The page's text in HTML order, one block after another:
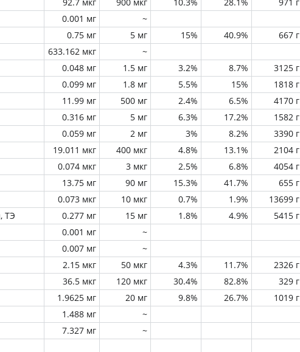
0.001 мг
~
0.75 мг 5 мг 15% 40.9%
667 г
633.162 мкг
~
0.048 мг 1.5 мг 3.2% 8.7%
3125 г
0.099 мг 1.8 мг 5.5% 15%
1818 г
11.99 мг 500 мг 2.4% 6.5%
4170 г
0.316 мг 5 мг 6.3% 17.2%
1582 г
0.059 мг 2 мг 3% 8.2%
3390 г
19.011 мкг 400 мкг 4.8% 13.1%
2104 г
0.074 мкг 3 мкг 2.5% 6.8%
4054 г
13.75 мг 90 мг 15.3% 41.7%
655 г
0.073 мкг 10 мкг 0.7% 1.9%
13699 г
ТЭ
0.277 мг 15 мг 1.8% 4.9%
5415 г
0.001 мг
~
0.007 мг
~
2.15 мкг 50 мкг 4.3% 11.7%
2326 г
36.5 мкг 120 мкг 30.4% 82.8%
329 г
1.9625 мг 20 мг 9.8% 26.7%
1019 г
1.488 мг
~
7.327 мг ~